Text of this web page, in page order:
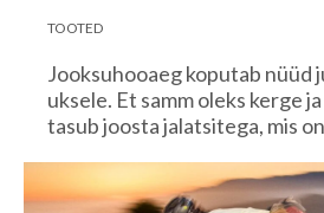
TOOTED
Jooksuhooaeg koputab nüüd
uksele. Et samm oleks kerge
tasub joosta jalatsitega, mis